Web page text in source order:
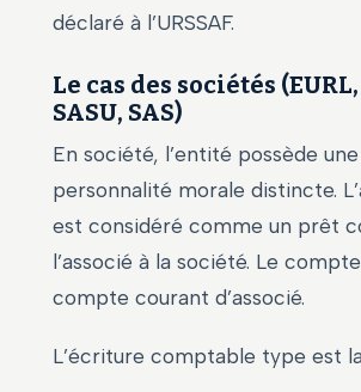
déclaré à l’URSSAF.
Le cas des sociétés (EURL,
SASU, SAS)
En société, l’entité possède une
personnalité morale distincte.
est considéré comme un prêt
l’associé à la société. Le
compte courant d’associé.
L’écriture comptable type est